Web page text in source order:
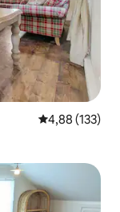
Μέση
4,88 (133)